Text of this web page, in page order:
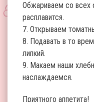
Обжариваем со всех
расплавится.
7. Открываем
8. Подавать в то
липкий.
9. Макаем наши
наслаждаемся.
Приятного аппетита!